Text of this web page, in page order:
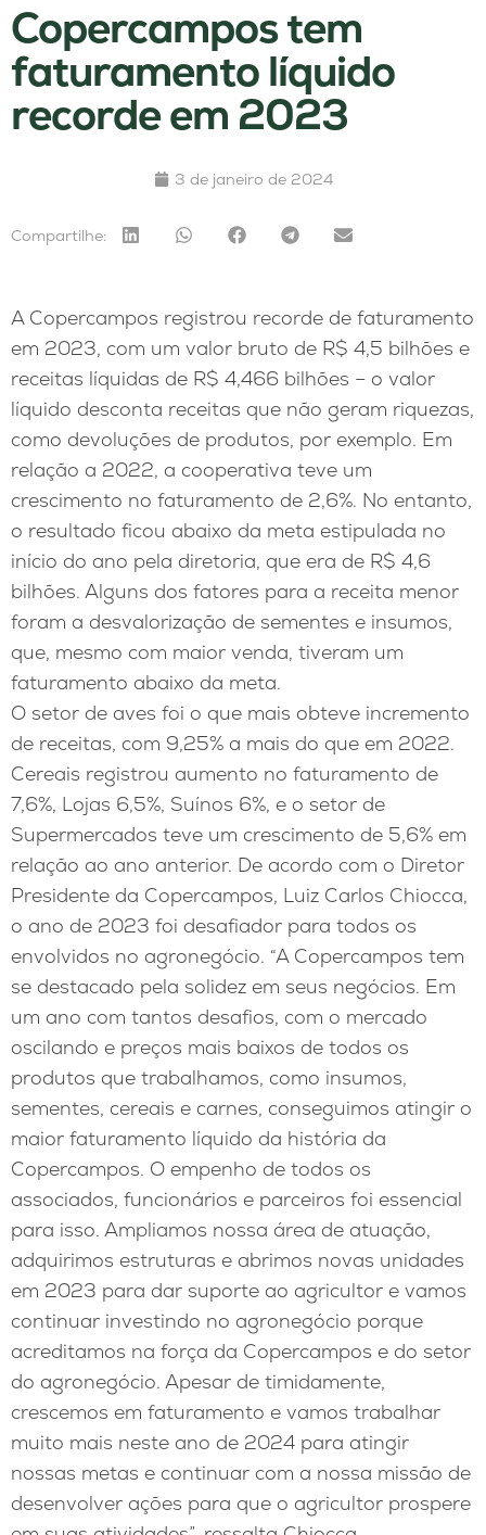
Copercampos tem
faturamento líquido
recorde em 2023
3 de janeiro de 2024
Compartilhe:
A Copercampos registrou recorde de faturamento
em 2023, com um valor bruto de R$ 4,5 bilhões e
receitas líquidas de R$ 4,466 bilhões – o valor
líquido desconta receitas que não geram riquezas,
como devoluções de produtos, por exemplo. Em
relação a 2022, a cooperativa teve um
crescimento no faturamento de 2,6%. No entanto,
o resultado ficou abaixo da meta estipulada no
início do ano pela diretoria, que era de R$ 4,6
bilhões. Alguns dos fatores para a receita menor
foram a desvalorização de sementes e insumos,
que, mesmo com maior venda, tiveram um
faturamento abaixo da meta.
O setor de aves foi o que mais obteve incremento
de receitas, com 9,25% a mais do que em 2022.
Cereais registrou aumento no faturamento de
7,6%, Lojas 6,5%, Suínos 6%, e o setor de
Supermercados teve um crescimento de 5,6% em
relação ao ano anterior. De acordo com o Diretor
Presidente da Copercampos, Luiz Carlos Chiocca,
o ano de 2023 foi desafiador para todos os
envolvidos no agronegócio. “A Copercampos tem
se destacado pela solidez em seus negócios. Em
um ano com tantos desafios, com o mercado
oscilando e preços mais baixos de todos os
produtos que trabalhamos, como insumos,
sementes, cereais e carnes, conseguimos atingir o
maior faturamento líquido da história da
Copercampos. O empenho de todos os
associados, funcionários e parceiros foi essencial
para isso. Ampliamos nossa área de atuação,
adquirimos estruturas e abrimos novas unidades
em 2023 para dar suporte ao agricultor e vamos
continuar investindo no agronegócio porque
acreditamos na força da Copercampos e do setor
do agronegócio. Apesar de timidamente,
crescemos em faturamento e vamos trabalhar
muito mais neste ano de 2024 para atingir
nossas metas e continuar com a nossa missão de
desenvolver ações para que o agricultor prospere